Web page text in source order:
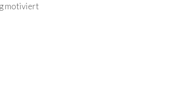
motiviert